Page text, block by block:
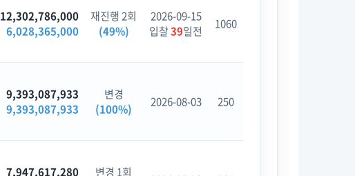
12,302,786,000
6,028,365,000
재진행 2회
(49%)
2026-09-15
입찰39일전 1060
9,393,087,933
9,393,087,933
변경
(100%)
2026-08-03 250
7,947,617,280
변경 1회